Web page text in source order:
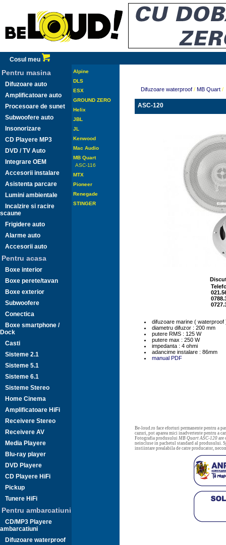
Cosul meu
Pentru masina
Difuzoare auto
Amplificatoare auto
Procesoare de sunet
Subwoofere auto
Insonorizare
CD Playere MP3
DVD / TV Auto
Integrare OEM
Accesorii instalare
Asistenta parcare
Lumini ambientale
Incalzire si racire
scaune
Frigidere auto
Alarme auto
Accesorii auto
Pentru acasa
Boxe interior
Boxe perete/tavan
Boxe exterior
Subwoofere
Conectica
Boxe smartphone /
Dock
Casti
Sisteme 2.1
Sisteme 5.1
Sisteme 6.1
Sisteme Stereo
Home Cinema
Amplificatoare HiFi
Receivere Stereo
Receivere AV
Media Playere
Blu-ray player
DVD Playere
CD Playere HiFi
Pickup
Tunere HiFi
Pentru ambarcatiuni
CD/MP3 Playere
ambarcatiuni
Difuzoare waterproof
Alpine
DLS
ESX
GROUND ZERO
Helix
JBL
JL
Kenwood
Mac Audio
MB Quart
ASC-116
MTX
Pioneer
Renegade
STINGER
Difuzoare waterproof/ MB Quart/
ASC-120
difuzoare marine ( waterproof
diametru difuzor : 200 mm
putere RMS : 125 W
putere max : 250 W
impedanta : 4 ohmi
adancime instalare : 86mm
manual PDF
Be-loud.ro face eforturi permanente pentru a
cazuri, pot aparea mici inadvertente pentru a
Fotografia produsului MB Quart ASC-120 are
neincluse in pachetul standard al produsului.
instiintare prealabila de catre producator,